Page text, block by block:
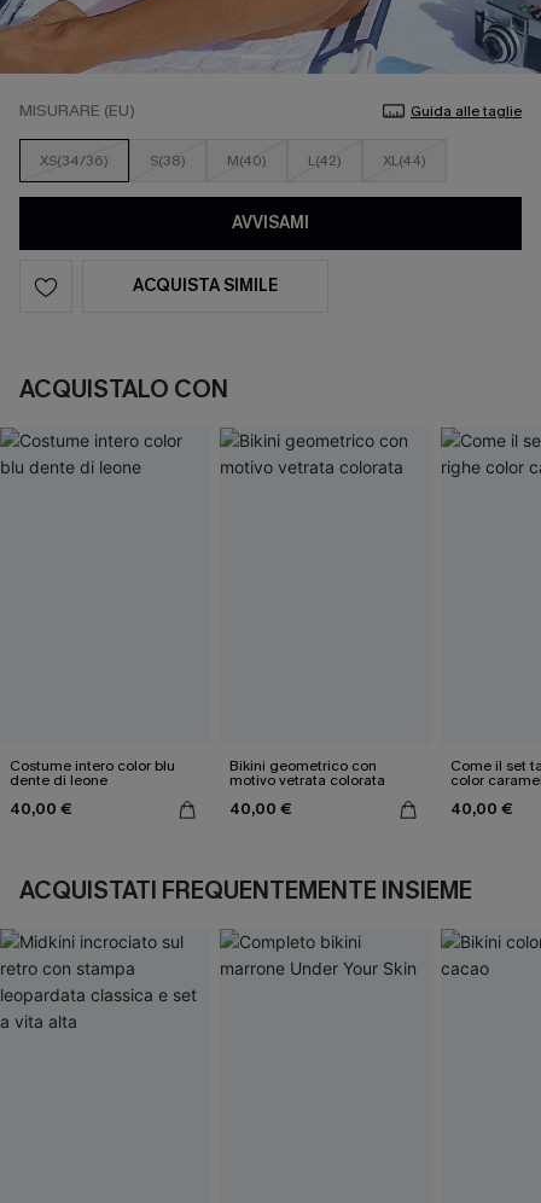
MISURARE (EU) Guida alle taglie
XS(34/36) S(38) M(40) L(42) XL(44)
AVVISAMI
ACQUISTA SIMILE
ACQUISTALO CON
Costume intero color blu
dente di leone
40,00 €
Bikini geometrico con
motivo vetrata colorata
40,00 €
Come il set
color
40,00 €
ACQUISTATI FREQUENTEMENTE INSIEME